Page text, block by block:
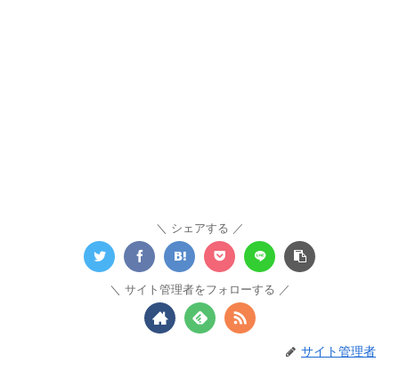
シェアする
サイト管理者をフォローする
サイト管理者